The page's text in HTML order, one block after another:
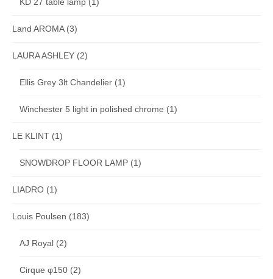
KD 27 table lamp (1)
Land AROMA(3)
LAURA ASHLEY (2)
Ellis Grey 3lt Chandelier (1)
Winchester 5 light in polished chrome (1)
LE KLINT (1)
SNOWDROP FLOOR LAMP (1)
LIADRO (1)
Louis Poulsen (183)
AJ Royal (2)
Cirque φ150 (2)